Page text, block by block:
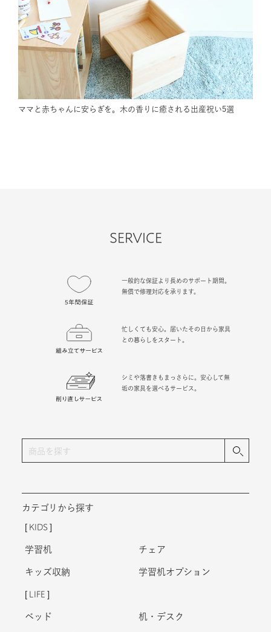
ママと赤ちゃんに安らぎを。木の香りに癒される出産祝い5選
SERVICE
一般的な保証より長めのサポート期間。
無償で修理対応を承ります。
忙しくても安心。届いたその日から家具
との暮らしをスタート。
シミや落書きもまっさらに。安心して無
垢の家具を選べるサービス。
カテゴリから探す
KIDS
学習机 チェア
キッズ収納 学習机オプション
LIFE
ベッド 机・デスク